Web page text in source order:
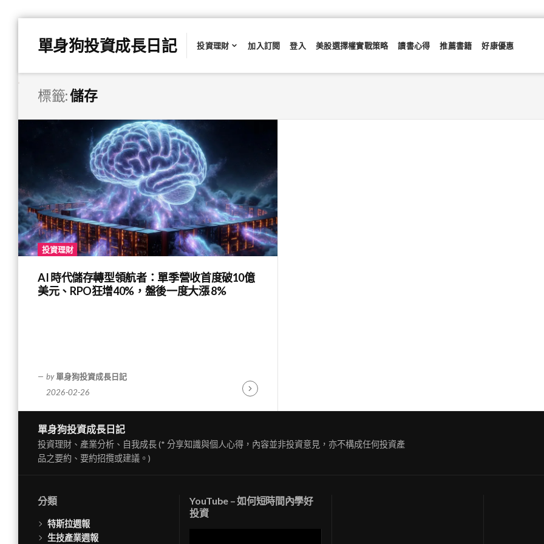
單身狗投資成長日記 投資理財 加入訂閱 登入 美股選擇權實戰策略 讀書心得 推薦書籍 好康優惠
標籤:儲存
投資理財
AI 時代儲存轉型領航者：單季營收首度破10億
美元、RPO狂增40%，盤後一度大漲 8%
by 單身狗投資成長日記
2026-02-26
Continue
單身狗投資成長日記
投資理財、產業分析、自我成長 (* 分享知識與個人心得，內容並非投資意見，亦不構成任何投資產
品之要約、要約招攬或建議。)
分類
特斯拉週報
生技產業週報
YouTube – 如何短時間內學好
投資